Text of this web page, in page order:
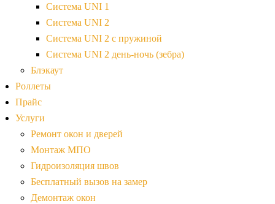
Система UNI 1
Система UNI 2
Система UNI 2 с пружиной
Система UNI 2 день-ночь (зебра)
Блэкаут
Роллеты
Прайс
Услуги
Ремонт окон и дверей
Монтаж МПО
Гидроизоляция швов
Бесплатный вызов на замер
Демонтаж окон